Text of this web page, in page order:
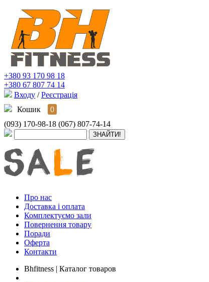
+380 93 170 98 18
+380 67 807 74 14
Входу / Реєстрація
Кошик
0
(093) 170-98-18 (067) 807-74-14
Про нас
Доставка і оплата
Комплектуємо зали
Повернення товару
Поради
Оферта
Контакти
Bhfitness | Каталог товаров